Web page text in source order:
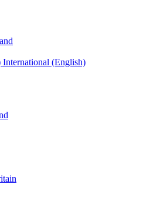
International (English)